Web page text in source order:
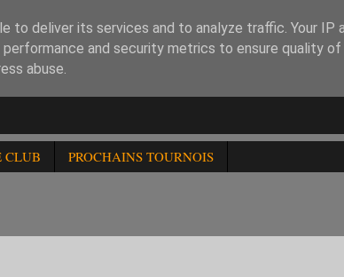
CLUB PROCHAINS TOURNOIS
to deliver its services and to analyze traffic. Your IP
and security metrics to ensure quality
abuse.